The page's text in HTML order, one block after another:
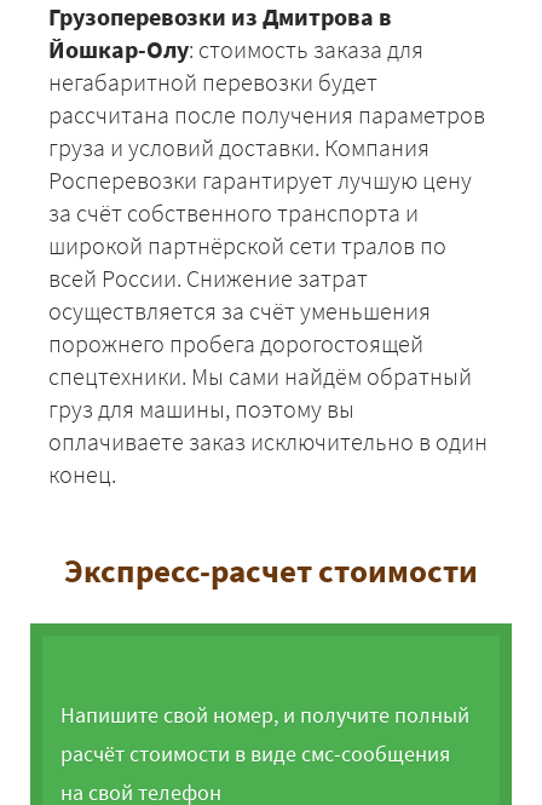
Грузоперевозки из Дмитрова в
Йошкар-Олу: стоимость заказа для
негабаритной перевозки будет
рассчитана после получения параметров
груза и условий доставки. Компания
Росперевозки гарантирует лучшую цену
за счёт собственного транспорта и
широкой партнёрской сети тралов по
всей России. Снижение затрат
осуществляется за счёт уменьшения
порожнего пробега дорогостоящей
спецтехники. Мы сами найдём обратный
груз для машины, поэтому вы
оплачиваете заказ исключительно в один
конец.
Экспресс-расчет стоимости
Напишите свой номер, и получите полный
расчёт стоимости в виде смс-сообщения
на свой телефон